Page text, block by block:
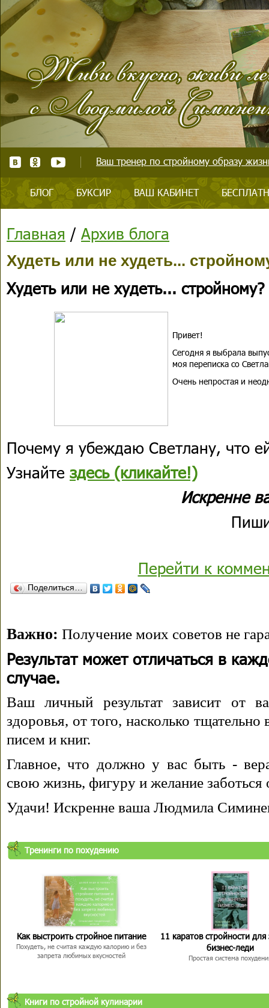
Ваш тренер по стройному образу
БЛОГ БУКСИР ВАШ КАБИНЕТ
Главная / Архив блога
Худеть или не худеть...
Худеть или не худеть... стройному?
Привет!
Сегодня я выбрала
моя переписка со
Очень непростая и
Почему я убеждаю Светлану, что
Узнайте здесь (кликайте!)
Искренне
Перейти к
Поделиться…
Важно: Получение моих советов не
Результат может отличаться в
случае.
Ваш личный результат зависит от
здоровья, от того, насколько
писем и книг.
Главное, что должно у вас быть -
свою жизнь, фигуру и желание заботься
Удачи! Искренне ваша Людмила
Тренинги по похудению
Как выстроить стройное питание
Похудеть, не считая каждую калорию и без
запрета любимых вкусностей
11 каратов стройности для
бизнес-леди
Простая система
Книги по стройной кулинарии